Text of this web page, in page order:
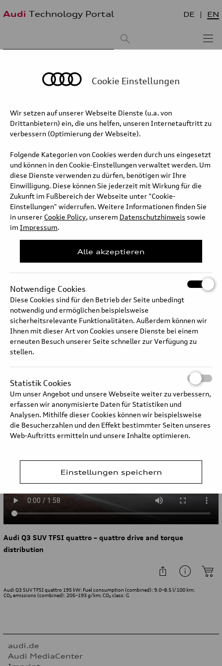
Audi Technology Portal DE EN
älteste zuerst
Audi Q3 SUV TFSI quattro – quattro
drive and torque distribution
and 320 Nm of torque
(combined fuel consumption in l/100 km: 8.4–7.8; combined CO2
emissions in g/km: 192–176;
CO2 class: G) a four-cylinder gasoline engine with quattro all-wheel
drive. The most powerful of
the combustion engines is also a 2.0 TFSI, but now with 195 kW
(265 PS) and 400 Nm of torque
(combined fuel consumption in l/100 km: 9.0–8.5; combined CO2
for long distances as a diesel
combined CO2 emissions in g/km: 152–139; CO2 class: E). It rolls
off the line with front-wheel
drive and seven-speed S tronic as standard.
09/2025
Audi Q3 SUV TFSI quattro – quattro drive and torque
distribution
Audi Q3 SUV TFSI quattro 195 kW: Fuel consumption (combined): 9.0–8.5 l/100 km;
CO₂ emissions (combined): 205–193 g/km; CO₂ class: G
audi.de
Audi MediaCenter
Cookie Einstellungen
Wir setzen auf unserer Webseite Dienste (u.a. von
Drittanbietern) ein, die uns helfen, unseren Internetauftritt zu
verbessern (Optimierung der Webseite).
Folgende Kategorien von Cookies werden durch uns eingesetzt
und können in den Cookie-Einstellungen verwaltet werden. Um
diese Dienste verwenden zu dürfen, benötigen wir Ihre
Einwilligung. Diese können Sie jederzeit mit Wirkung für die
Zukunft im Fußbereich der Webseite unter "Cookie-
Einstellungen" widerrufen. Weitere Informationen finden Sie
in unserer Cookie Policy, unserem Datenschutzhinweis sowie
im Impressum.
Alle akzeptieren
Notwendige Cookies
Diese Cookies sind für den Betrieb der Seite unbedingt
notwendig und ermöglichen beispielsweise
sicherheitsrelevante Funktionalitäten. Außerdem können wir
Ihnen mit dieser Art von Cookies unsere Dienste bei einem
erneuten Besuch unserer Seite schneller zur Verfügung zu
stellen.
Statistik Cookies
Um unser Angebot und unsere Webseite weiter zu verbessern,
erfassen wir anonymisierte Daten für Statistiken und
Analysen. Mithilfe dieser Cookies können wir beispielsweise
die Besucherzahlen und den Effekt bestimmter Seiten unseres
Web-Auftritts ermitteln und unsere Inhalte optimieren.
Einstellungen speichern